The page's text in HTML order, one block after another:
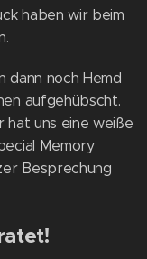
haben wir beim
dann noch Hemd
aufgehübscht.
hat uns eine weiße
Memory
Besprechung